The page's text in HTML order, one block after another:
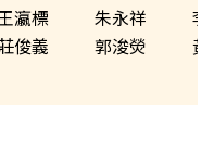
瀛標 朱永祥
俊義 郭浚熒